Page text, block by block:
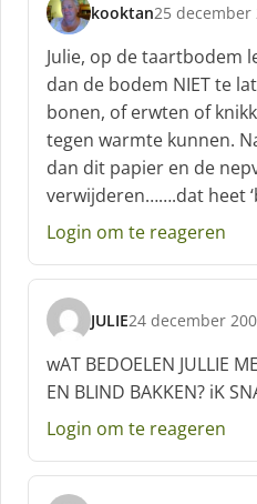
kooktan
s
c
h
r
e
e
f
25 december
Julie, op de taartbodem
dan de bodem NIET te
bonen, of erwten of
tegen warmte kunnen.
dan dit papier en de
verwijderen…….dat heet
Login om te reageren
JULIE
s
h
r
e
f
24 december
wAT BEDOELEN JULLIE
EN BLIND BAKKEN? iK
Login om te reageren